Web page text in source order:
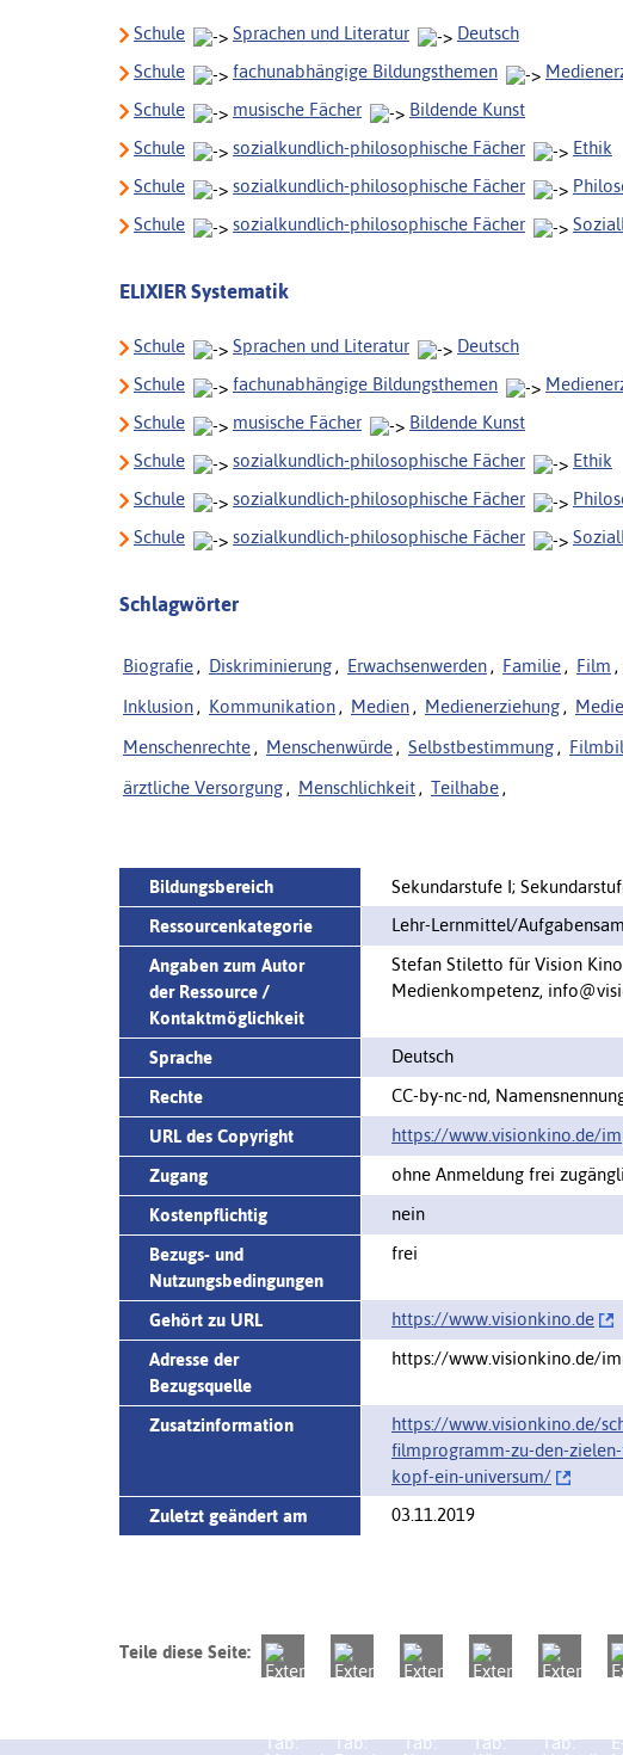
Schule Sprachen und Literatur
Deutsch
Schule
fachunabhängige Bildungsthemen
Schule
musische Fächer
Bildende Kunst
Schule
sozialkundlich-philosophische Fächer
Ethik
Schule
sozialkundlich-philosophische Fächer
Schule
sozialkundlich-philosophische Fächer
ELIXIER Systematik
Schule Sprachen und Literatur
Deutsch
Schule
fachunabhängige Bildungsthemen
Schule
musische Fächer
Bildende Kunst
Schule
sozialkundlich-philosophische Fächer
Ethik
Schule
sozialkundlich-philosophische Fächer
Schule
sozialkundlich-philosophische Fächer
Schlagwörter
Biografie , Diskriminierung , Erwachsenwerden , Familie , Film ,
Inklusion , Kommunikation , Medien , Medienerziehung ,
Menschenrechte , Menschenwürde , Selbstbestimmung ,
ärztliche Versorgung , Menschlichkeit , Teilhabe ,
Bildungsbereich
Sekundarstufe I;
Ressourcenkategorie
Lehr-Lernmittel/
Angaben zum Autor
der Ressource /
Kontaktmöglichkeit
Stefan Stiletto für Vision
Medienkompetenz,
Sprache
Deutsch
Rechte
CC-by-nc-nd,
URL des Copyright
https://www.visionkino.de/
Zugang
ohne Anmeldung frei
Kostenpflichtig
nein
Bezugs- und
Nutzungsbedingungen
frei
Gehört zu URL
https://‌www.visionkino.de
Adresse der
Bezugsquelle
https://www.visionkino.de/
Zusatzinformation
https://www.visionkino.de/
filmprogramm-zu-den-
kopf-ein-universum/‌
Zuletzt geändert am
03.11.2019
Teile diese Seite: